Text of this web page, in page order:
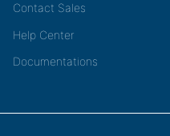
Contact Sales
Help Center
Documentations